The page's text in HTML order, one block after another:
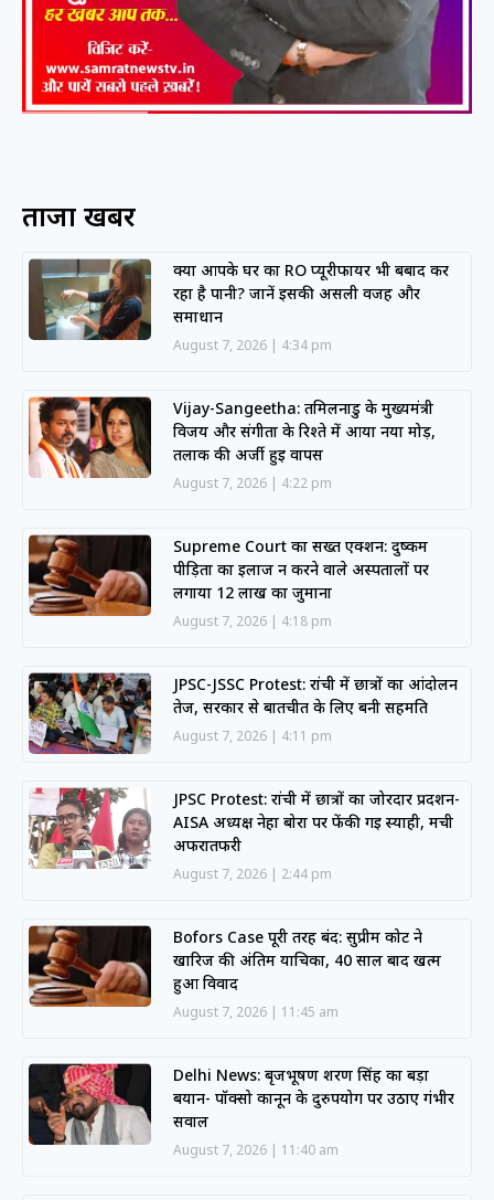
ताजा खबरें
क्या आपके घर का RO प्यूरीफायर भी बर्बाद कर
रहा है पानी? जानें इसकी असली वजह और
समाधान
August 7, 2026 4:34 pm
Vijay-Sangeetha: तमिलनाडु के मुख्यमंत्री
विजय और संगीता के रिश्ते में आया नया मोड़,
तलाक की अर्जी हुई वापस
August 7, 2026 4:22 pm
Supreme Court का सख्त एक्शन: दुष्कर्म
पीड़िता का इलाज न करने वाले अस्पतालों पर
लगाया 12 लाख का जुर्माना
August 7, 2026 4:18 pm
JPSC-JSSC Protest: रांची में छात्रों का आंदोलन
तेज, सरकार से बातचीत के लिए बनी सहमति
August 7, 2026 4:11 pm
JPSC Protest: रांची में छात्रों का जोरदार प्रदर्शन-
AISA अध्यक्ष नेहा बोरा पर फेंकी गई स्याही, मची
अफरातफरी
August 7, 2026 2:44 pm
Bofors Case पूरी तरह बंद: सुप्रीम कोर्ट ने
खारिज की अंतिम याचिका, 40 साल बाद खत्म
हुआ विवाद
August 7, 2026 11:45 am
Delhi News: बृजभूषण शरण सिंह का बड़ा
बयान- पॉक्सो कानून के दुरुपयोग पर उठाए गंभीर
सवाल
August 7, 2026 11:40 am